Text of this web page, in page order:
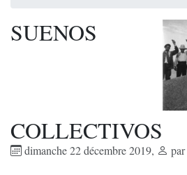
SUENOS
COLLECTIVOS
dimanche 22 décembre 2019, par